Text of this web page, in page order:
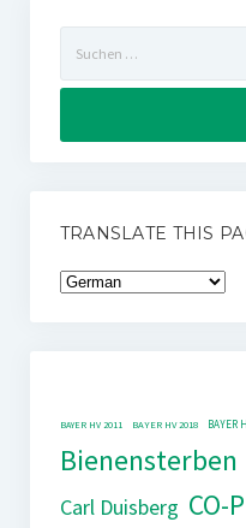
nach:
TRANSLATE THIS
BAYER HV 2011 BAYER HV 2018 BAYER
Bienensterben
Carl Duisberg CO-